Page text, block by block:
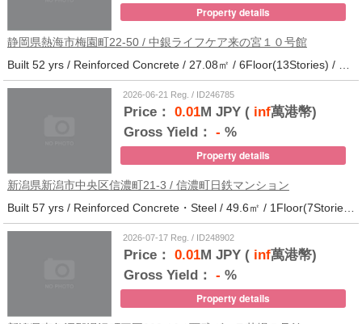
Property details
静岡県熱海市梅園町22-50 / 中銀ライフケア来の宮１０号館
2026-06-21 Reg. / ID246785
Price： 0.01M JPY (inf萬港幣)
Gross Yield： - %
Property details
新潟県新潟市中央区信濃町21-3 / 信濃町日鉄マンション
Built 57 yrs / Reinforced Concrete・Steel / 49.6㎡ / 1Floor(7Stories) / 21Units / Distance from the station.10
2026-07-17 Reg. / ID248902
Price： 0.01M JPY (inf萬港幣)
Gross Yield： - %
Property details